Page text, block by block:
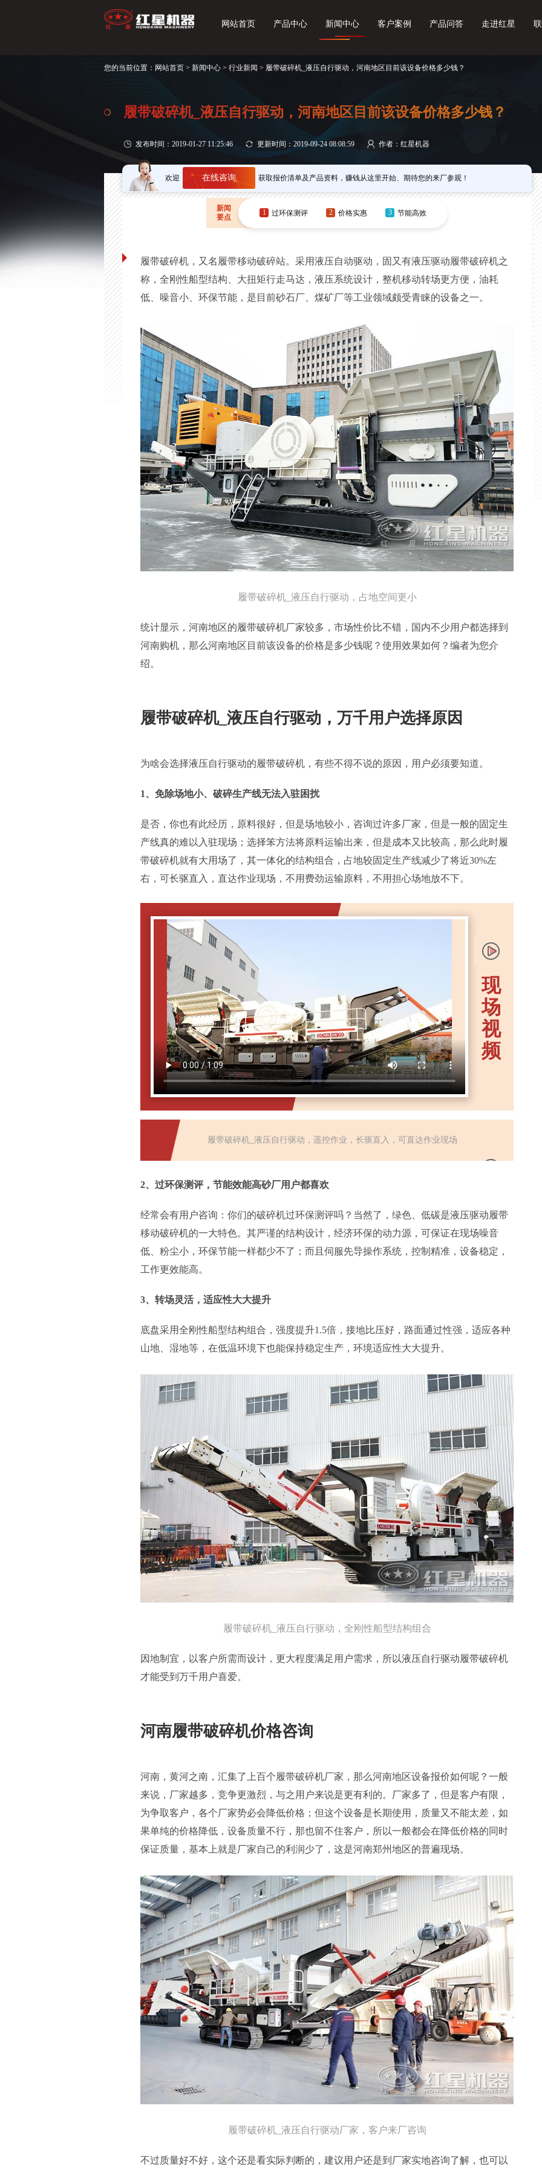
网站首页 产品中心 新闻中心 客户案例 产品问答 走进红星
您的当前位置： 网站首页 > 新闻中心 > 行业新闻 > 履带破碎机_液压自行驱动，河南地区目前该设备价格多少钱？
履带破碎机_液压自行驱动，河南地区目前该设备价格多少钱？
发布时间：2019-01-27 11:25:46 更新时间：2019-09-24 08:08:59 作者：红星机器
欢迎 在线咨询 获取报价清单及产品资料，赚钱从这里开始、期待您的来厂参观！
新闻
要点
1 过环保测评 2 价格实惠 3 节能高效
履带破碎机，又名履带移动破碎站。采用液压自动驱动，固又有液压驱动履带破碎机之
称，全刚性船型结构、大扭矩行走马达，液压系统设计，整机移动转场更方便，油耗
低、噪音小、环保节能，是目前砂石厂、煤矿厂等工业领域颇受青睐的设备之一。
履带破碎机_液压自行驱动，占地空间更小
统计显示，河南地区的履带破碎机厂家较多，市场性价比不错，国内不少用户都选择到
河南购机，那么河南地区目前该设备的价格是多少钱呢？使用效果如何？编者为您介
绍。
履带破碎机_液压自行驱动，万千用户选择原因
为啥会选择液压自行驱动的履带破碎机，有些不得不说的原因，用户必须要知道。
1、免除场地小、破碎生产线无法入驻困扰
是否，你也有此经历，原料很好，但是场地较小，咨询过许多厂家，但是一般的固定生
产线真的难以入驻现场；选择笨方法将原料运输出来，但是成本又比较高，那么此时履
带破碎机就有大用场了，其一体化的结构组合，占地较固定生产线减少了将近30%左
右，可长驱直入，直达作业现场，不用费劲运输原料，不用担心场地放不下。
履带破碎机_液压自行驱动，遥控作业，长驱直入，可直达作业现场
2、过环保测评，节能效能高砂厂用户都喜欢
经常会有用户咨询：你们的破碎机过环保测评吗？当然了，绿色、低碳是液压驱动履带
移动破碎机的一大特色。其严谨的结构设计，经济环保的动力源，可保证在现场噪音
低、粉尘小，环保节能一样都少不了；而且伺服先导操作系统，控制精准，设备稳定，
工作更效能高。
3、转场灵活，适应性大大提升
底盘采用全刚性船型结构组合，强度提升1.5倍，接地比压好，路面通过性强，适应各种
山地、湿地等，在低温环境下也能保持稳定生产，环境适应性大大提升。
履带破碎机_液压自行驱动，全刚性船型结构组合
因地制宜，以客户所需而设计，更大程度满足用户需求，所以液压自行驱动履带破碎机
才能受到万千用户喜爱。
河南履带破碎机价格咨询
河南，黄河之南，汇集了上百个履带破碎机厂家，那么河南地区设备报价如何呢？一般
来说，厂家越多，竞争更激烈，与之用户来说是更有利的。厂家多了，但是客户有限，
为争取客户，各个厂家势必会降低价格；但这个设备是长期使用，质量又不能太差，如
果单纯的价格降低，设备质量不行，那也留不住客户，所以一般都会在降低价格的同时
保证质量，基本上就是厂家自己的利润少了，这是河南郑州地区的普遍现场。
履带破碎机_液压自行驱动厂家，客户来厂咨询
不过质量好不好，这个还是看实际判断的，建议用户还是到厂家实地咨询了解，也可以